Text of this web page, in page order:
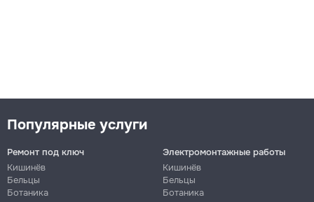
Популярные услуги
Ремонт под ключ
Кишинёв
Бельцы
Ботаника
Электромонтажные работы
Кишинёв
Бельцы
Ботаника